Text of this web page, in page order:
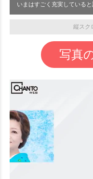
いまはすごく充実している
縦スク
写真